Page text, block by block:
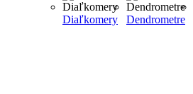
Diaľkomery Dendrometre